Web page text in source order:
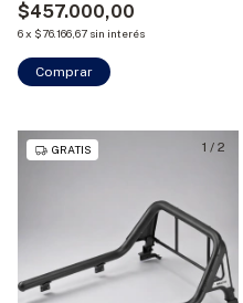
$457.000,00
6x $76.166,67 sin interés
1 / 2
GRATIS